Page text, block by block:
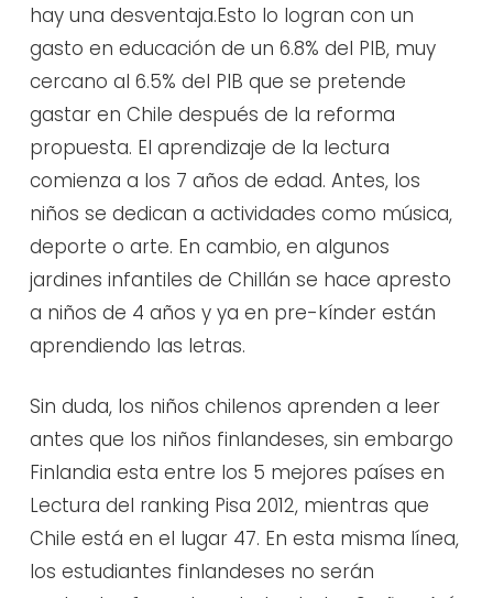
hay una desventaja.Esto lo logran con un
gasto en educación de un 6.8% del PIB, muy
cercano al 6.5% del PIB que se pretende
gastar en Chile después de la reforma
propuesta. El aprendizaje de la lectura
comienza a los 7 años de edad. Antes, los
niños se dedican a actividades como música,
deporte o arte. En cambio, en algunos
jardines infantiles de Chillán se hace apresto
a niños de 4 años y ya en pre-kínder están
aprendiendo las letras.
Sin duda, los niños chilenos aprenden a leer
antes que los niños finlandeses, sin embargo
Finlandia esta entre los 5 mejores países en
Lectura del ranking Pisa 2012, mientras que
Chile está en el lugar 47. En esta misma línea,
los estudiantes finlandeses no serán